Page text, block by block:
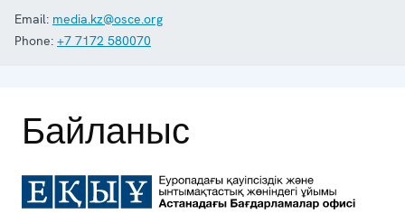
Email: media.kz@osce.org
Phone: +7 7172 580070
Байланыс